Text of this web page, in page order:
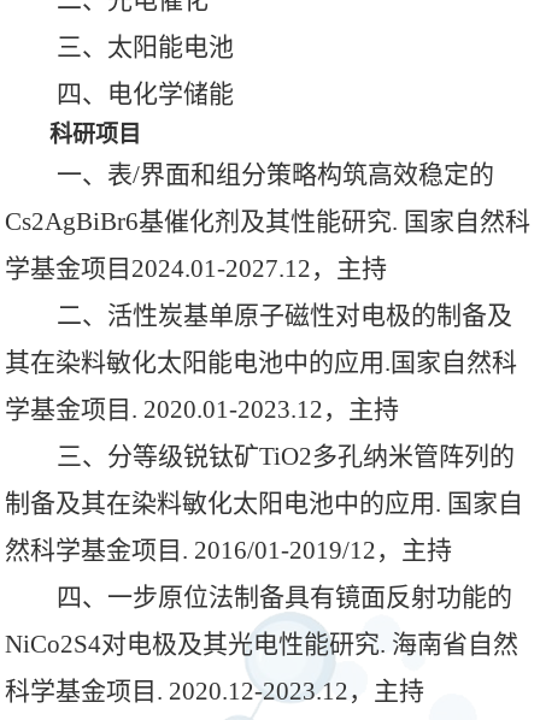
三、太阳能电池
四、电化学储能
科研项目
一、表/界面和组分策略构筑高效稳定的
Cs2AgBiBr6基催化剂及其性能研究. 国家自然科
学基金项目2024.01-2027.12，主持
二、活性炭基单原子磁性对电极的制备及
其在染料敏化太阳能电池中的应用 .国家自然科
学基金项目. 2020.01-2023.12，主持
三、分等级锐钛矿TiO2多孔纳米管阵列的
制备及其在染料敏化太阳电池中的应用. 国家自
然科学基金项目. 2016/01-2019/12， 主持
四、一步原位法制备具有镜面反射功能的
NiCo2S4对电极及其光电性能研究. 海南省自然
科学基金项目. 2020.12-2023.12，主持